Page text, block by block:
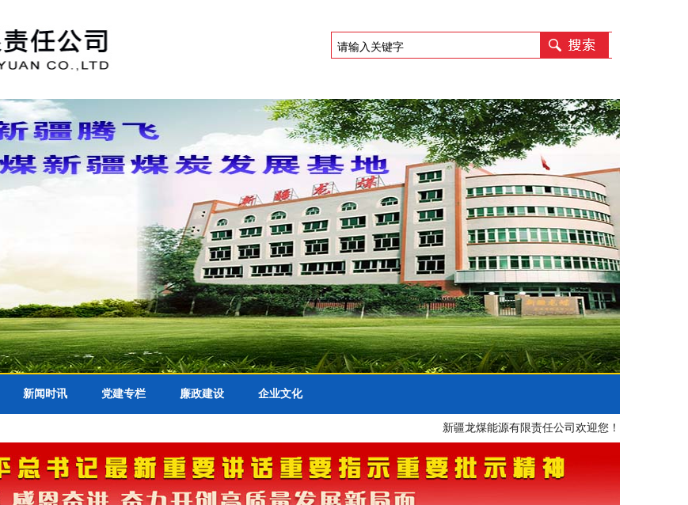
新闻时讯 党建专栏 廉政建设 企业文化
新疆龙煤能源有限责任公司欢迎您！